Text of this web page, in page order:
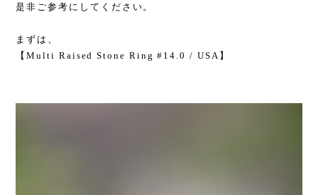
是非ご参考にしてください。
まずは、
【Multi Raised Stone Ring #14.0 / USA】